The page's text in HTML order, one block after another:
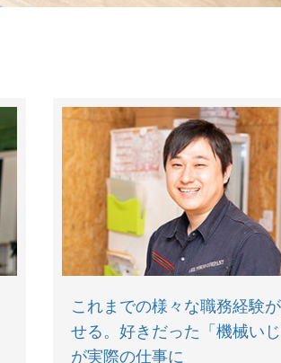
これまでの様々な職務経験
せる。好きだった「機械いじ
が実際の仕事に